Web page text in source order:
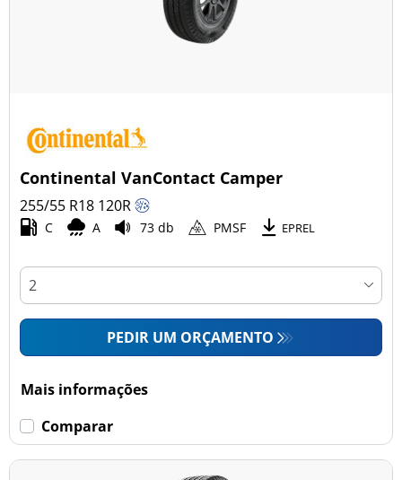
Continental VanContact Camper
255/55 R18 120R
C A 73 db PMSF EPREL
PEDIR UM ORÇAMENTO
Mais informações
Comparar